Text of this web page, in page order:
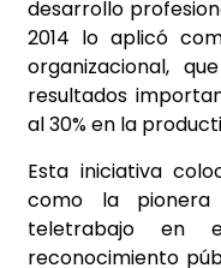
desarrollo
2014 lo aplicó
organizacional,
resultados
al 30% en la
Esta iniciativa
como la
teletrabajo en
reconocimiento